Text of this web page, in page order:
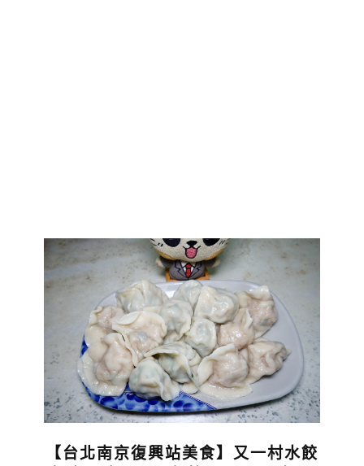
【台北南京復興站美食】又一村水餃